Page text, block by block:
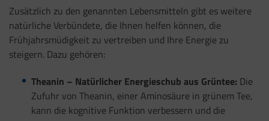
Zusätzlich zu den genannten Lebensmitteln gibt es weitere
natürliche Verbündete, die Ihnen helfen können, die
Frühjahrsmüdigkeit zu vertreiben und Ihre Energie zu
steigern. Dazu gehören:
Theanin – Natürlicher Energieschub aus Grüntee: Die
Zufuhr von Theanin, einer Aminosäure in grünem Tee,
kann die kognitive Funktion verbessern und die